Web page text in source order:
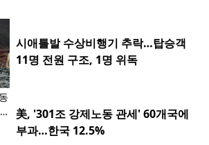
시애틀발 수상비행기 추락…탑승객
11명 전원 구조, 1명 위독
美, '301조 강제노동 관세' 60개국에
부과…한국 12.5%